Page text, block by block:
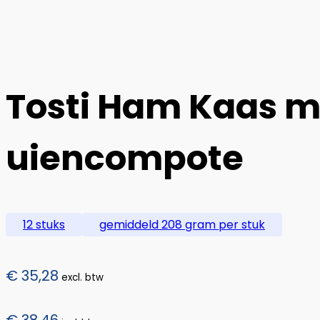
Tosti Ham Kaas
uiencompote
12 stuks gemiddeld 208 gram per stuk
€35,28 excl. btw